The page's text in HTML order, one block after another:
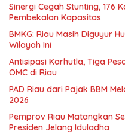
Sinergi Cegah Stunting, 176
Pembekalan Kapasitas
BMKG: Riau Masih Diguyur
Wilayah Ini
Antisipasi Karhutla, Tiga
OMC di Riau
PAD Riau dari Pajak BBM
2026
Pemprov Riau Matangkan
Presiden Jelang Iduladha